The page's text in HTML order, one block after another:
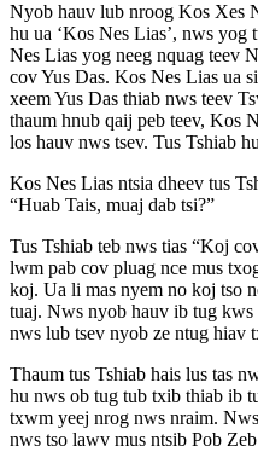
Nyob hauv lub nroog Kos Xes
hu ua ‘Kos Nes Lias’, nws yog
Nes Lias yog neeg nquag teev
cov Yus Das. Kos Nes Lias ua
xeem Yus Das thiab nws teev
thaum hnub qaij peb teev, Kos
los hauv nws tsev. Tus Tshiab
Kos Nes Lias ntsia dheev tus
“Huab Tais, muaj dab tsi?”
Tus Tshiab teb nws tias “Koj
lwm pab cov pluag nce mus
koj. Ua li mas nyem no koj tso
tuaj. Nws nyob hauv ib tug
nws lub tsev nyob ze ntug hiav
Thaum tus Tshiab hais lus tas
hu nws ob tug tub txib thiab ib
txwm yeej nrog nws nraim.
nws tso lawv mus ntsib Pob